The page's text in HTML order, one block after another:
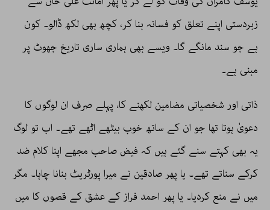
زبردستی اپنے تعلق کو فسانہ بنا کر، کچھ بھی لکھ ڈالو۔ کون
ہے جو سند مانگے گا۔ ویسے بھی ہماری ساری تاریخ جھوٹ پر
مبنی ہے۔
ذاتی اور شخصیاتی مضامین لکھنے کا، پہلے صرف ان لوگوں کا
دعویٰ ہوتا تھا جو ان کے ساتھ خوب بیٹھے اٹھے تھے۔ اب تو لوگ
یہ بھی کہتے سنے گئے ہیں کہ فیض صاحب مجھے اپنا کلام ضد
کرکے سناتے تھے۔ یا پھر صادقین نے میرا پورٹریٹ بنانا چاہا۔ مگر
میں نے منع کردیا۔ یا پھر احمد فراز کے عشق کے قصوں کا میں